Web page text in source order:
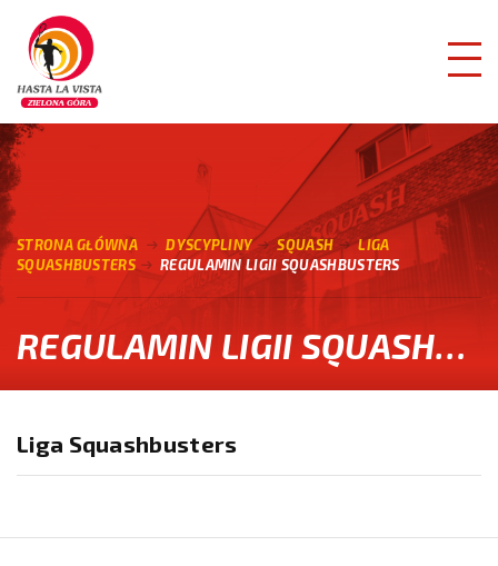
STRONA GŁÓWNA DYSCYPLINY SQUASH
LIGA
SQUASHBUSTERS
REGULAMIN LIGII SQUASHBUSTERS
REGULAMIN LIGII SQUASHBUSTERS
Liga Squashbusters